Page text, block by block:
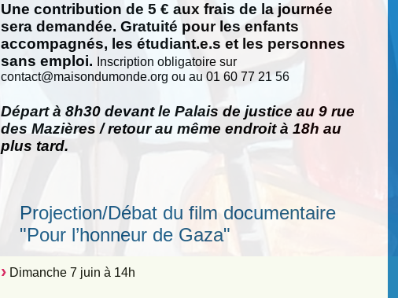
Une contribution de 5 € aux frais de la journée
sera demandée. Gratuité pour les enfants
accompagnés, les étudiant.e.s et les personnes
sans emploi.
Inscription obligatoire sur
contact@maisondumonde.org ou au 01 60 77 21 56
Départ à 8h30 devant le Palais de justice au 9 rue
des Mazières / retour au même endroit à 18h au
plus tard.
Projection/Débat du film documentaire
"Pour l’honneur de Gaza"
Dimanche 7 juin à 14h